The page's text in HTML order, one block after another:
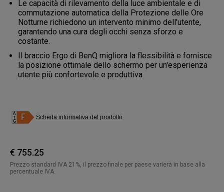
Le capacità di rilevamento della luce ambientale e di
commutazione automatica della Protezione delle Ore
Notturne richiedono un intervento minimo dell'utente,
garantendo una cura degli occhi senza sforzo e
costante.
Il braccio Ergo di BenQ migliora la flessibilità e fornisce
la posizione ottimale dello schermo per un'esperienza
utente più confortevole e produttiva.
Scheda informativa del prodotto
€ 755.25
Prezzo standard IVA 21%, il prezzo finale per paese varierà in base alla
percentuale IVA.